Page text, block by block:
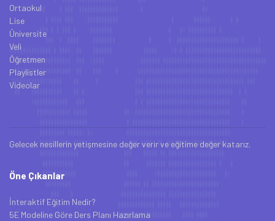
Ortaokul
Lise
Üniversite
Veli
Öğretmen
Playlistler
Videolar
Gelecek nesillerin yetişmesine değer verir ve eğitime değer katarız.
Öne Çıkanlar
İnteraktif Eğitim Nedir?
5E Modeline Göre Ders Planı Hazırlama